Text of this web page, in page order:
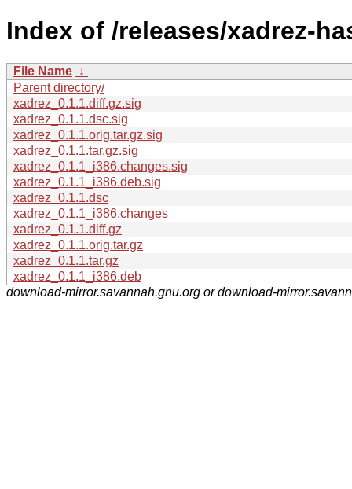
Index of /releases/xadrez-
File Name ↓
Parent directory/
xadrez_0.1.1.diff.gz.sig
xadrez_0.1.1.dsc.sig
xadrez_0.1.1.orig.tar.gz.sig
xadrez_0.1.1.tar.gz.sig
xadrez_0.1.1_i386.changes.sig
xadrez_0.1.1_i386.deb.sig
xadrez_0.1.1.dsc
xadrez_0.1.1_i386.changes
xadrez_0.1.1.diff.gz
xadrez_0.1.1.orig.tar.gz
xadrez_0.1.1.tar.gz
xadrez_0.1.1_i386.deb
download-mirror.savannah.gnu.org or download-